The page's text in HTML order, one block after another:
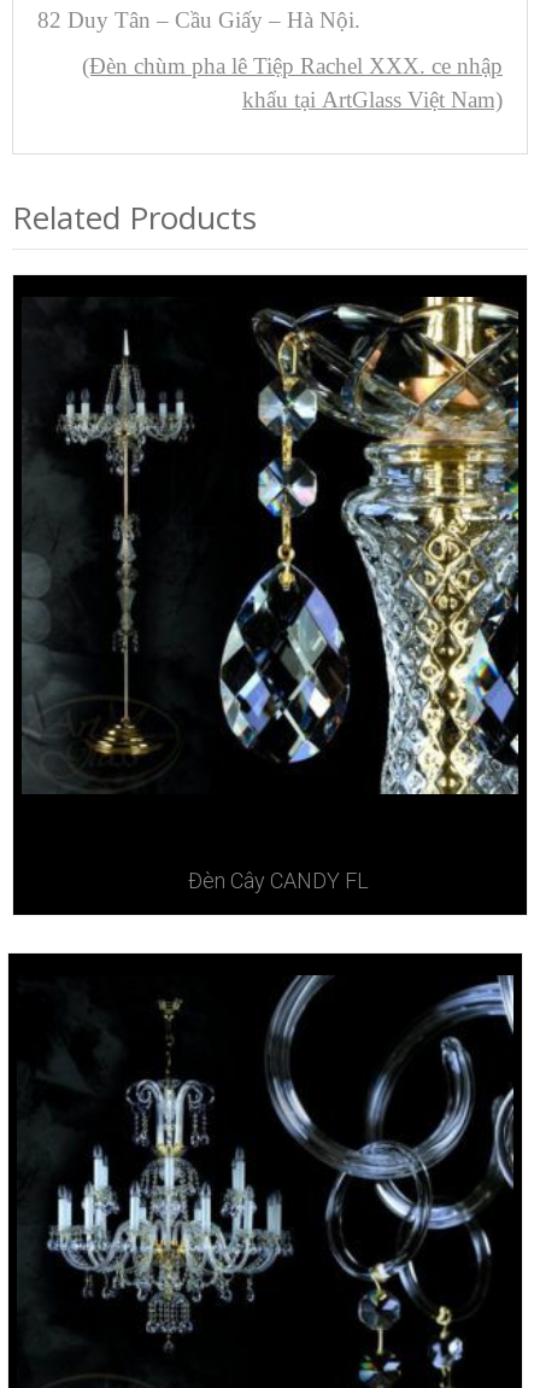
82 Duy Tân – Cầu Giấy – Hà Nội.
(Đèn chùm pha lê Tiệp Rachel XXX. ce nhập
khẩu tại ArtGlass Việt Nam)
Related Products
Đèn Cây CANDY FL